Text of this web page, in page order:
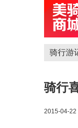
骑行游
骑行
2015-04-22